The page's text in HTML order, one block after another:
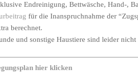
Endreinigung, Bettwäsche, Hand-,
für die Inanspruchnahme der
berechnet.
und sonstige Haustiere sind leider nicht
hier klicken